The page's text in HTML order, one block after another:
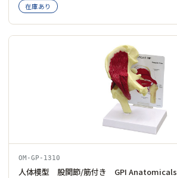
在庫あり
OM-GP-1310
人体模型 股関節/筋付き GPI Anatomicals